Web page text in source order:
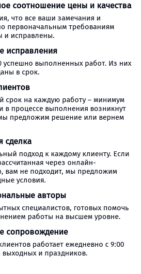
соотношение цены и качества
что все ваши замечания и
первоначальным требованиям
и исправлены.
исправления
успешно выполненных работ. Из них
в срок.
срок на каждую работу – минимум
в процессе выполнения возникнут
предложим решение или вернем
сделка
подход к каждому клиенту. Если
через онлайн-
вам не подходит, мы предложим
условия.
авторы
специалистов, готовых помочь
работы на высшем уровне.
сопровождение
работает ежедневно с 9:00
выходных и праздников.